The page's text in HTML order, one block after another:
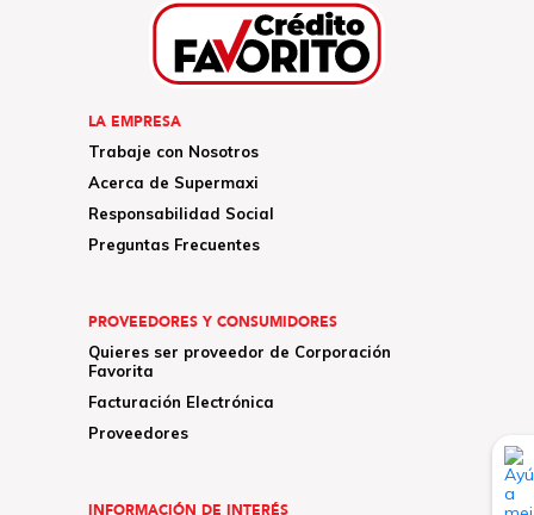
LA EMPRESA
Trabaje con Nosotros
Acerca de Supermaxi
Responsabilidad Social
Preguntas Frecuentes
PROVEEDORES Y CONSUMIDORES
Quieres ser proveedor de Corporación
Favorita
Facturación Electrónica
Proveedores
INFORMACIÓN DE INTERÉS